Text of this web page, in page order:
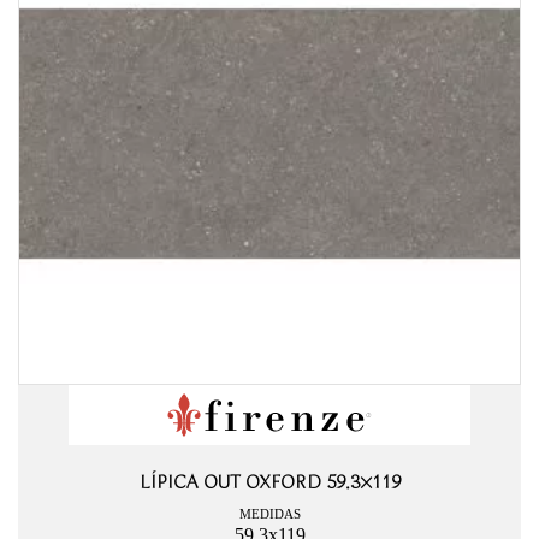
LÍPICA OUT OXFORD 59.3×119
MEDIDAS
59.3x119